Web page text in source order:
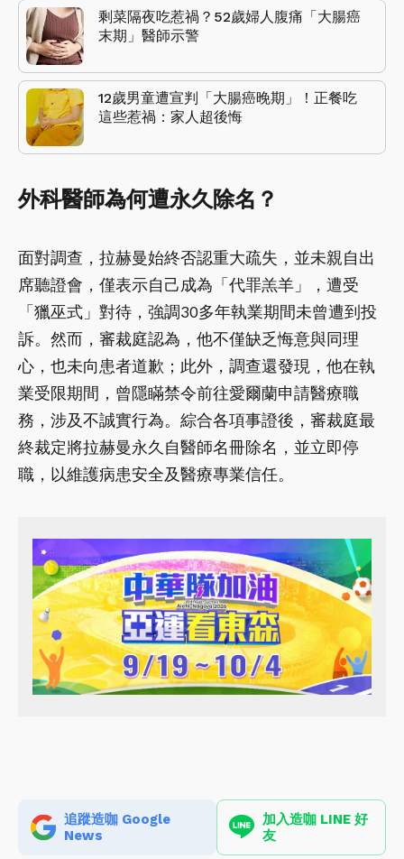
剩菜隔夜吃惹禍？52歲婦人腹痛「大腸癌
末期」醫師示警
12歲男童遭宣判「大腸癌晚期」！正餐吃
這些惹禍：家人超後悔
外科醫師為何遭永久除名？
面對調查，拉赫曼始終否認重大疏失，並未親自出
席聽證會，僅表示自己成為「代罪羔羊」，遭受
「獵巫式」對待，強調30多年執業期間未曾遭到投
訴。然而，審裁庭認為，他不僅缺乏悔意與同理
心，也未向患者道歉；此外，調查還發現，他在執
業受限期間，曾隱瞞禁令前往愛爾蘭申請醫療職
務，涉及不誠實行為。綜合各項事證後，審裁庭最
終裁定將拉赫曼永久自醫師名冊除名，並立即停
職，以維護病患安全及醫療專業信任。
追蹤造咖 Google
News
加入造咖 LINE 好
友